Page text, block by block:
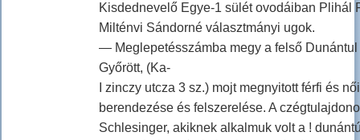
Kisdednevelő Egye-1 sülét ovodáiban Plihál
Milténvi Sándorné választmányi ugok.
— Meglepetésszámba megy a felső
Győrött, (Ka-
I zinczy utcza 3 sz.) mojt megnyitott férfi és
berendezése és felszerelése. A
Schlesinger, akiknek alkalmuk volt a !